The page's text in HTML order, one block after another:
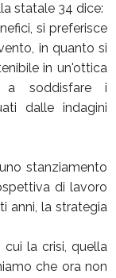
statale 34 dice:
si preferisce
in quanto si
in un'ottica
a soddisfare i
dalle indagini
stanziamento
di lavoro
anni, la strategia
la crisi, quella
che ora non